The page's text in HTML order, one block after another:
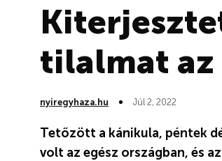
tilalmat az
nyiregyhaza.hu Júl 2, 2022
Tetőzött a kánikula, péntek
volt az egész országban, és